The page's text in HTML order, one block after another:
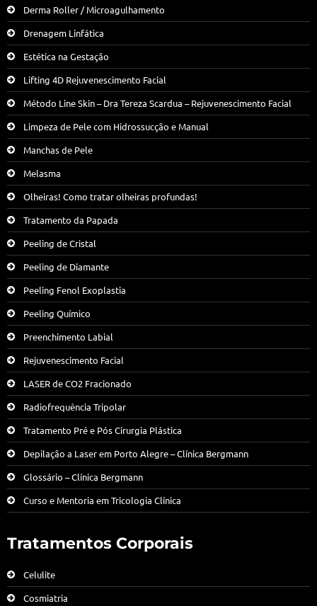
Derma Roller / Microagulhamento
Drenagem Linfática
Estética na Gestação
Lifting 4D Rejuvenescimento Facial
Método Line Skin – Dra Tereza Scardua – Rejuvenescimento Facial
Limpeza de Pele com Hidrossucção e Manual
Manchas de Pele
Melasma
Olheiras! Como tratar olheiras profundas!
Tratamento da Papada
Peeling de Cristal
Peeling de Diamante
Peeling Fenol Exoplastia
Peeling Químico
Preenchimento Labial
Rejuvenescimento Facial
LASER de CO2 Fracionado
Radiofrequência Tripolar
Tratamento Pré e Pós Cirurgia Plástica
Depilação a Laser em Porto Alegre – Clínica Bergmann
Glossário – Clínica Bergmann
Curso e Mentoria em Tricologia Clínica
Tratamentos Corporais
Celulite
Cosmiatria